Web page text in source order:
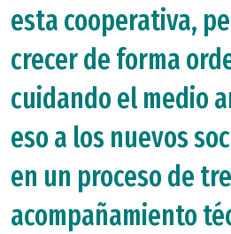
esta cooperativa,
crecer de forma
cuidando el medio
eso a los nuevos
en un proceso de
acompañamiento